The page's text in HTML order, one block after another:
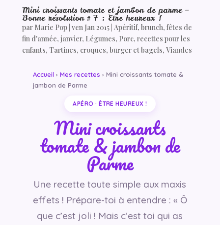
Mini croissants tomate et jambon de parme –
Bonne résolution # 7 : Etre heureux !
par Marie Pop| ven Jan 2015| Apéritif, brunch, fêtes de
fin d'année, janvier, Légumes, Porc, recettes pour les
enfants, Tartines, croques, burger et bagels, Viandes
Accueil › Mes recettes › Mini croissants tomate &
jambon de Parme
APÉRO · ÊTRE HEUREUX !
Mini croissants
tomate & jambon de
Parme
Une recette toute simple aux maxis
effets ! Prépare-toi à entendre : « Ô
que c’est joli ! Mais c’est toi qui as